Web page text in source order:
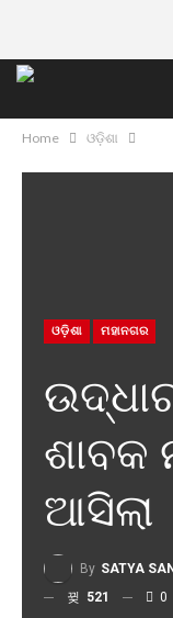
Home ଓଡ଼ିଶା
ଓଡ଼ିଶା ମହାନଗର
ଶାବକ
ଆସିଲା
By SATYA
521
0